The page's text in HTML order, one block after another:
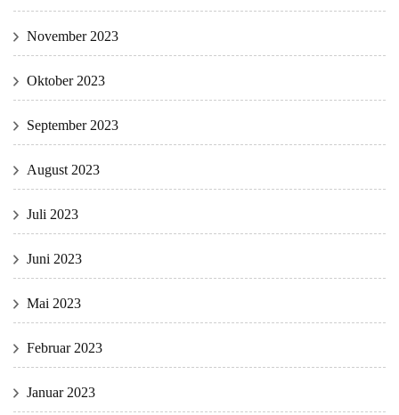
November 2023
Oktober 2023
September 2023
August 2023
Juli 2023
Juni 2023
Mai 2023
Februar 2023
Januar 2023